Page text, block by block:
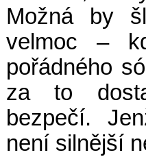
Možná by
velmoc –
pořádného
za to
bezpečí.
není silnější